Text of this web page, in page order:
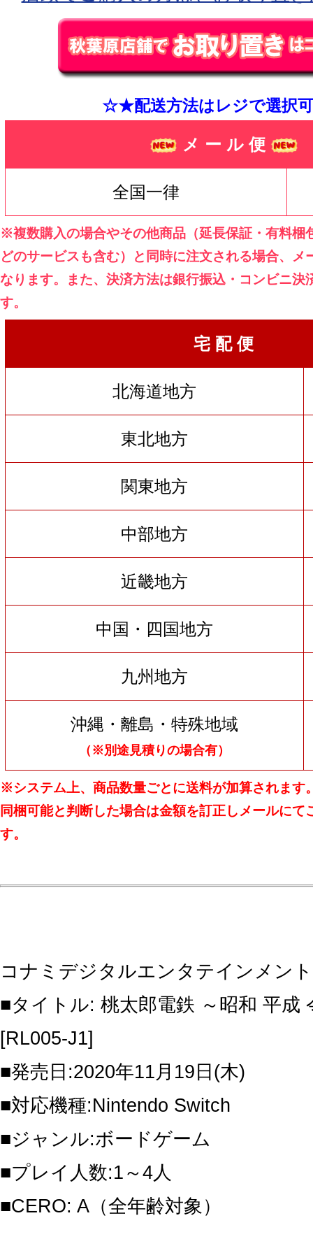
☆★配送方法はレジで選択
メ ー ル 便
全国一律
※複数購入の場合やその他商品（延長保証・有料梱
どのサービスも含む）と同時に注文される場合、メ
なります。また、決済方法は銀行振込・コンビニ決
す。
宅 配 便
北海道地方
東北地方
関東地方
中部地方
近畿地方
中国・四国地方
九州地方
沖縄・離島・特殊地域
（※別途見積りの場合有）
※システム上、商品数量ごとに送料が加算されます
同梱可能と判断した場合は金額を訂正しメールにて
す。
コナミデジタルエンタテインメント
■タイトル: 桃太郎電鉄 ～昭和 平成
[RL005-J1]
■発売日:2020年11月19日(木)
■対応機種:Nintendo Switch
■ジャンル:ボードゲーム
■プレイ人数:1～4人
■CERO: A（全年齢対象）